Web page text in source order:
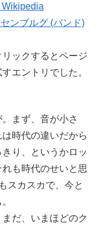
Wikipedia
ックするとページ
エントリでした。
まず、音が小さ
時代の違いだから
り、というかロッ
も時代のせいと思
スカスカで、今と
だ、いまほどのク